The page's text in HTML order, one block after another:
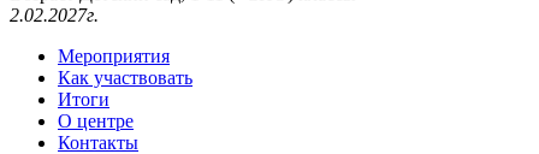
2.02.2027г.
Мероприятия
Как участвовать
Итоги
О центре
Контакты